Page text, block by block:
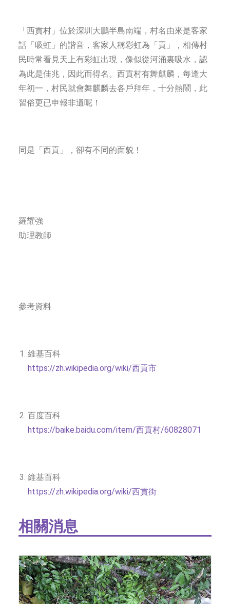
「西貢村」位於深圳大鵬半島南端，村名由來是客家
話「吸虹」的諧音，客家人稱彩虹為「貢」，相傳村
民時常看見天上有彩虹出現，像似從河涌裏吸水，認
為此是佳兆，因此而得名。西貢村有舞麒麟，每逢大
年初一，村民就會舞麒麟去各戶拜年，十分熱鬧，此
習俗更已申報非遺呢！
同是「西貢」，卻有不同的面貌！
羅耀強
助理教師
參考資料
維基百科
https://zh.wikipedia.org/wiki/西貢市
百度百科
https://baike.baidu.com/item/西貢村/60828071
維基百科
https://zh.wikipedia.org/wiki/西貢街
相關消息